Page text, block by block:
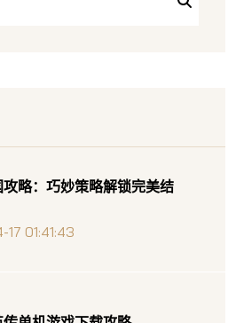
略：巧妙策略解锁完美结
01:41:43